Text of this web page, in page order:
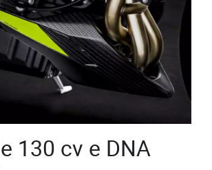
130 cv e DNA